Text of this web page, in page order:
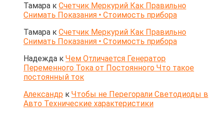
Тамара к Счетчик Меркурий Как Правильно
Снимать Показания • Стоимость прибора
Тамара к Счетчик Меркурий Как Правильно
Снимать Показания • Стоимость прибора
Надежда к Чем Отличается Генератор
Переменного Тока от Постоянного Что такое
постоянный ток
Александр к Чтобы не Перегорали Светодиоды в
Авто Технические характеристики